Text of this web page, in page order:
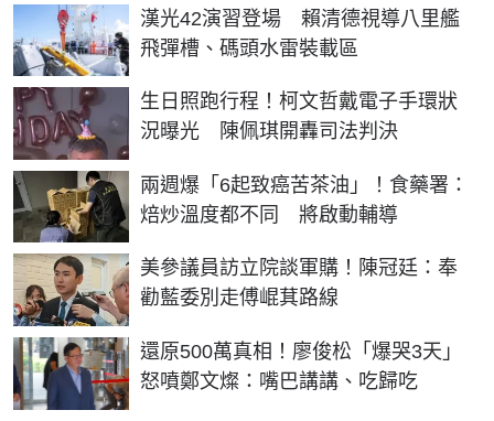
漢光42演習登場 賴清德視導八里艦
飛彈槽、碼頭水雷裝載區
生日照跑行程！柯文哲戴電子手環狀
況曝光 陳佩琪開轟司法判決
兩週爆「6起致癌苦茶油」！食藥署：
焙炒溫度都不同 將啟動輔導
美參議員訪立院談軍購！陳冠廷：奉
勸藍委別走傅崐萁路線
還原500萬真相！廖俊松「爆哭3天」
怒噴鄭文燦：嘴巴講講、吃歸吃